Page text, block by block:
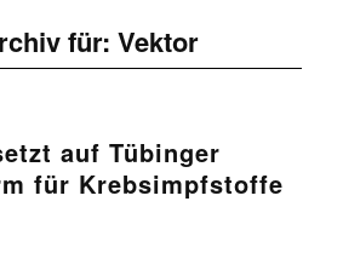
für: Vektor
auf Tübinger
für Krebsimpfstoffe